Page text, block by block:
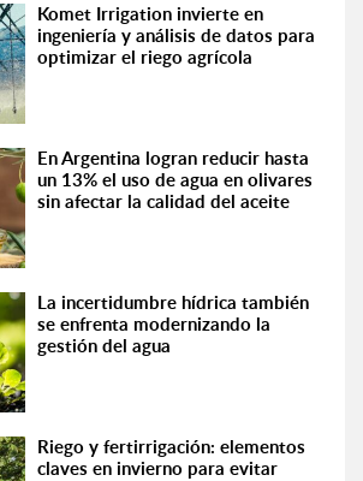
Komet Irrigation invierte en
ingeniería y análisis de datos para
optimizar el riego agrícola
En Argentina logran reducir hasta
un 13% el uso de agua en olivares
sin afectar la calidad del aceite
La incertidumbre hídrica también
se enfrenta modernizando la
gestión del agua
Riego y fertirrigación: elementos
claves en invierno para evitar